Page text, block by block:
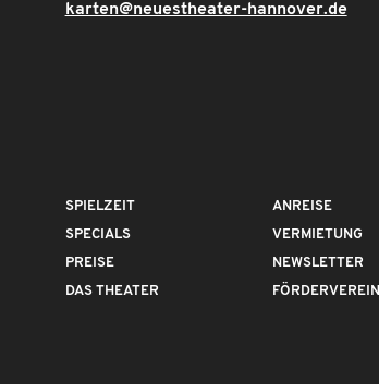
karten@neuestheater-hannover.de
SPIELZEIT
SPECIALS
PREISE
DAS THEATER
ANREISE
VERMIETUNG
NEWSLETTER
FÖRDERVEREIN